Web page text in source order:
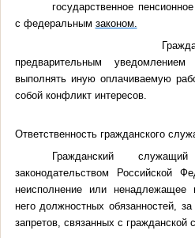
государственное
с федеральным законом.
Гражданский
предварительным уведомлением
выполнять иную оплачиваемую
собой конфликт интересов.
Ответственность гражданского
Гражданский
законодательством Российской
неисполнение или ненадлежащее
него должностных обязанностей,
запретов, связанных с гражданской